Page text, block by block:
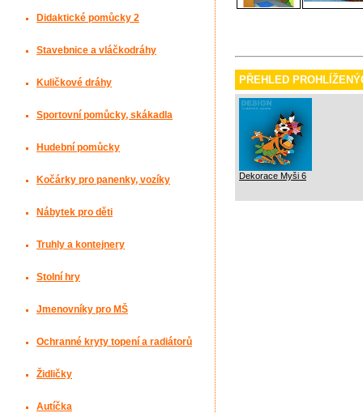
PŘEHLED
Dekorace Myši 6
Didaktické pomůcky 2
Stavebnice a vláčkodráhy
Kuličkové dráhy
Sportovní pomůcky, skákadla
Hudební pomůcky
Kočárky pro panenky, vozíky
Nábytek pro děti
Truhly a kontejnery
Stolní hry
Jmenovníky pro MŠ
Ochranné kryty topení a radiátorů
Židličky
Autíčka